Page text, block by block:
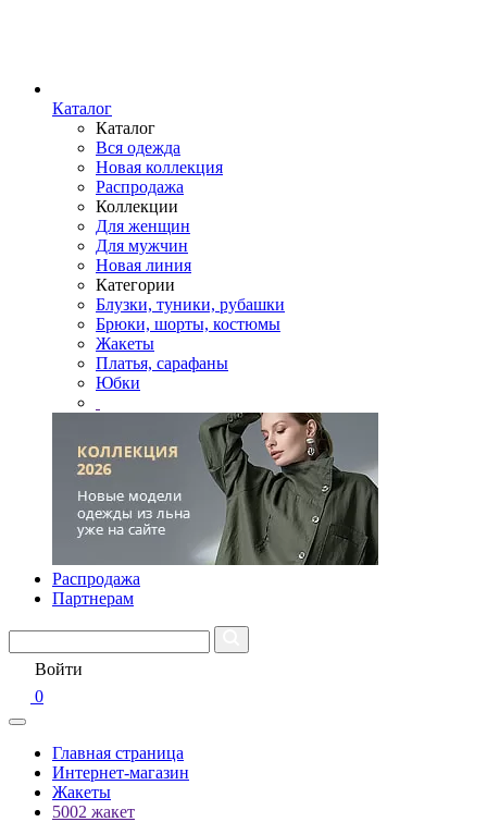
Каталог
Каталог
Вся одежда
Новая коллекция
Распродажа
Коллекции
Для женщин
Для мужчин
Новая линия
Категории
Блузки, туники, рубашки
Брюки, шорты, костюмы
Жакеты
Платья, сарафаны
Юбки
Распродажа
Партнерам
Войти
0
Главная страница
Интернет-магазин
Жакеты
5002 жакет